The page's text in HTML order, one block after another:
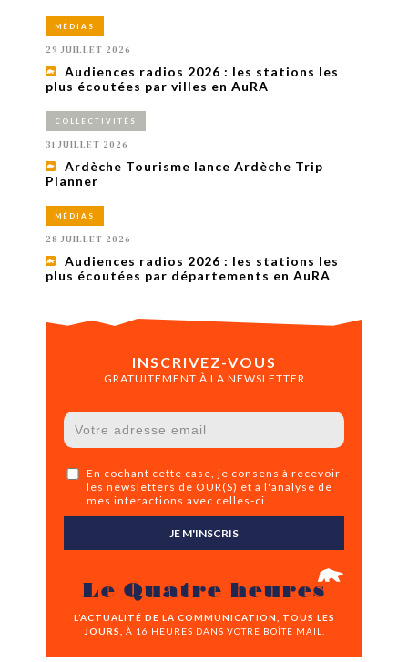
MÉDIAS
29 JUILLET 2026
Audiences radios 2026 : les stations les
plus écoutées par villes en AuRA
COLLECTIVITÉS
31 JUILLET 2026
Ardèche Tourisme lance Ardèche Trip
Planner
MÉDIAS
28 JUILLET 2026
Audiences radios 2026 : les stations les
plus écoutées par départements en AuRA
INSCRIVEZ-VOUS
GRATUITEMENT À LA NEWSLETTER
En cochant cette case, je consens à recevoir
les newsletters de OUR(S) et à l'analyse de
mes interactions avec celles-ci.
JE M'INSCRIS
Le Quatre heures
L’ACTUALITÉ DE LA COMMUNICATION, TOUS LES
JOURS,
À 16 HEURES DANS VOTRE BOÎTE MAIL.